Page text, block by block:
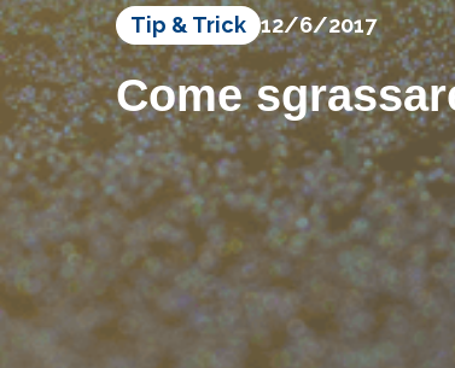
Tip & Trick 12/6/2017
Come